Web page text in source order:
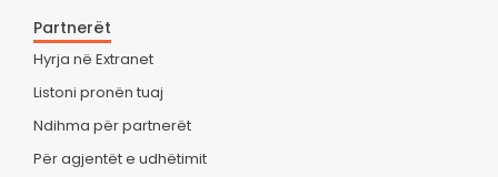
Partnerët
Hyrja në Extranet
Listoni pronën tuaj
Ndihma për partnerët
Për agjentët e udhëtimit